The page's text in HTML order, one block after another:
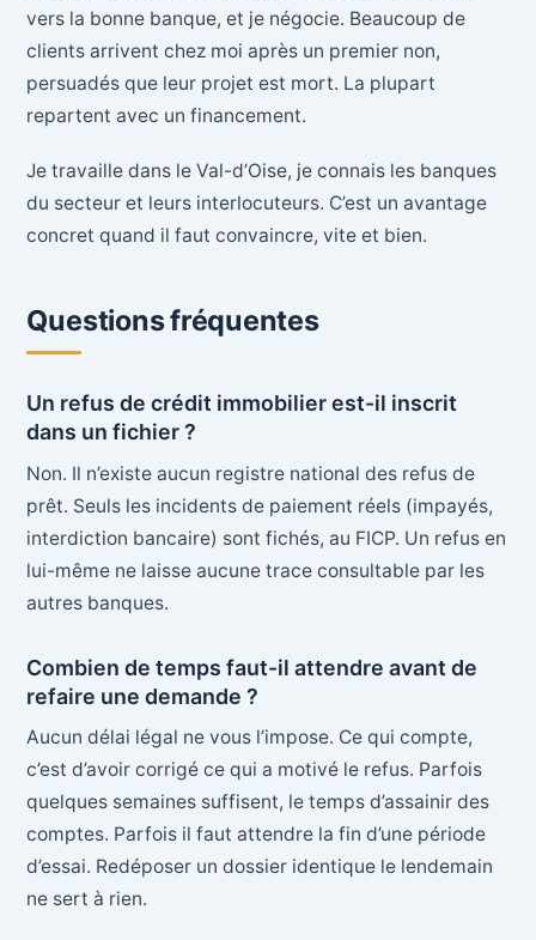
vers la bonne banque, et je négocie. Beaucoup de
clients arrivent chez moi après un premier non,
persuadés que leur projet est mort. La plupart
repartent avec un financement.
Je travaille dans le Val-d’Oise, je connais les banques
du secteur et leurs interlocuteurs. C’est un avantage
concret quand il faut convaincre, vite et bien.
Questions fréquentes
Un refus de crédit immobilier est-il inscrit
dans un fichier ?
Non. Il n’existe aucun registre national des refus de
prêt. Seuls les incidents de paiement réels (impayés,
interdiction bancaire) sont fichés, au FICP. Un refus en
lui-même ne laisse aucune trace consultable par les
autres banques.
Combien de temps faut-il attendre avant de
refaire une demande ?
Aucun délai légal ne vous l’impose. Ce qui compte,
c’est d’avoir corrigé ce qui a motivé le refus. Parfois
quelques semaines suffisent, le temps d’assainir des
comptes. Parfois il faut attendre la fin d’une période
d’essai. Redéposer un dossier identique le lendemain
ne sert à rien.